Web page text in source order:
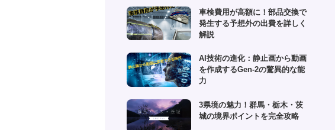
(6)
(1)
(1)
(2)
車検費用が高額に！部品交換で
発生する予想外の出費を詳しく
解説
AI技術の進化：静止画から動画
を作成するGen-2の驚異的な能
力
3県境の魅力！群馬・栃木・茨
城の境界ポイントを完全攻略